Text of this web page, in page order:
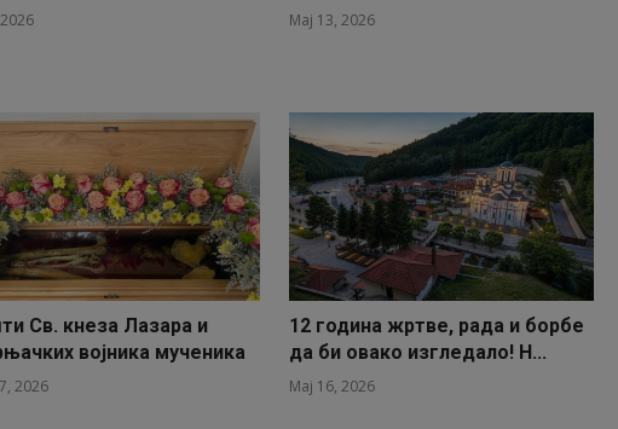
Мај 13, 2026
Св. кнеза Лазара и
војника мученика
2026
12 година жртве, рада и борбе
да би овако изгледало! Н...
Мај 16, 2026